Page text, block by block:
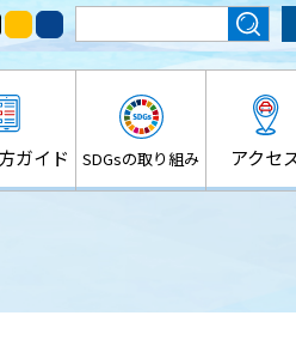
ガイド SDGsの取り組み アクセ